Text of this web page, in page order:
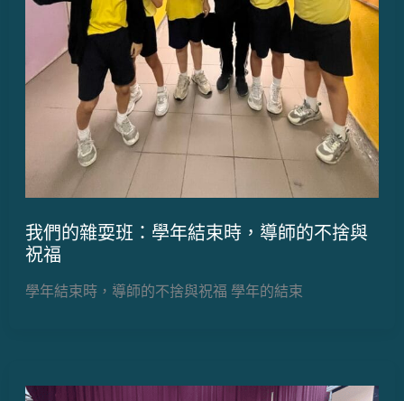
我們的雜耍班：學年結束時，導師的不捨與
祝福
學年結束時，導師的不捨與祝福 學年的結束